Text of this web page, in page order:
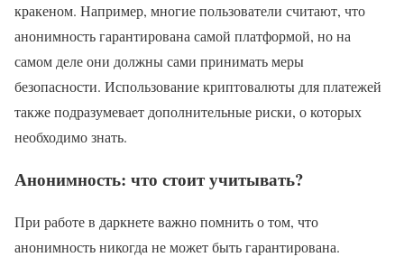
кракеном. Например, многие пользователи считают, что
анонимность гарантирована самой платформой, но на
самом деле они должны сами принимать меры
безопасности. Использование криптовалюты для платежей
также подразумевает дополнительные риски, о которых
необходимо знать.
Анонимность: что стоит учитывать?
При работе в даркнете важно помнить о том, что
анонимность никогда не может быть гарантирована.